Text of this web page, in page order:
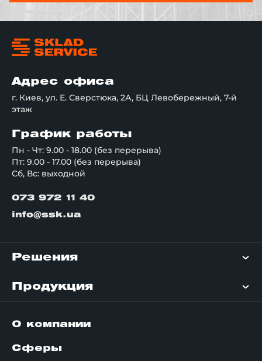
Адрес офиса
г. Киев, ул. Е. Сверстюка, 2А, БЦ Левобережный, 7-й
этаж
График работы
Пн - Чт: 9.00 - 18.00 (без перерыва)
Пт: 9.00 - 17.00 (без перерыва)
Сб, Вс: выходной
073 972 11 40
info@ssk.ua
Решения
Продукция
О компании
Сферы